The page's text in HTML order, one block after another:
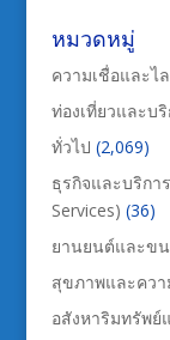
หมวดหมู่
ความเชื่อและไ
ท่องเที่ยวและบ
ทั่วไป (2,069)
ธุรกิจและบริกา
Services) (36)
ยานยนต์และข
สุขภาพและควา
อสังหาริมทรัพย์